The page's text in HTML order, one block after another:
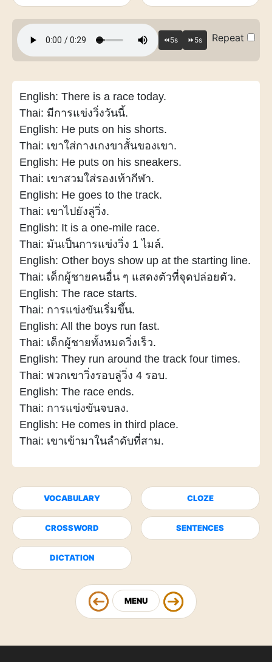
Repeat
English: There is a race today.
Thai: มีการแข่งวิ่งวันนี้.
English: He puts on his shorts.
Thai: เขาใส่กางเกงขาสั้นของเขา.
English: He puts on his sneakers.
Thai: เขาสวมใส่รองเท้ากีฬา.
English: He goes to the track.
Thai: เขาไปยังลู่วิ่ง.
English: It is a one-mile race.
Thai: มันเป็นการแข่งวิ่ง 1 ไมล์.
English: Other boys show up at the starting line.
Thai: เด็กผู้ชายคนอื่น ๆ แสดงตัวที่จุดปล่อยตัว.
English: The race starts.
Thai: การแข่งขันเริ่มขึ้น.
English: All the boys run fast.
Thai: เด็กผู้ชายทั้งหมดวิ่งเร็ว.
English: They run around the track four times.
Thai: พวกเขาวิ่งรอบลู่วิ่ง 4 รอบ.
English: The race ends.
Thai: การแข่งขันจบลง.
English: He comes in third place.
Thai: เขาเข้ามาในลำดับที่สาม.
VOCABULARY CLOZE
CROSSWORD SENTENCES
DICTATION
MENU